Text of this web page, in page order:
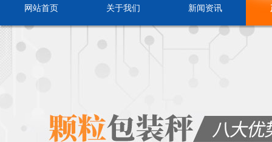
网站首页 关于我们 新闻资讯